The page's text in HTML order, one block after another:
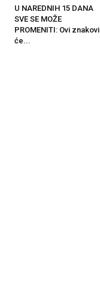
U NAREDNIH 15 DANA
SVE SE MOŽE
PROMENITI: Ovi znakovi
će...